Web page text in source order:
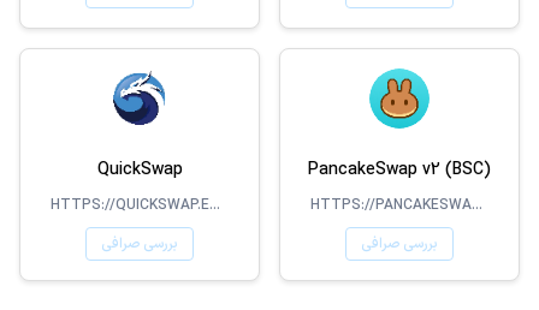
PancakeSwap v2 (BSC)
HTTPS://PANCAKESWAP.FINANCE/
بررسی صرافی
QuickSwap
HTTPS://QUICKSWAP.EXCHANGE/
بررسی صرافی